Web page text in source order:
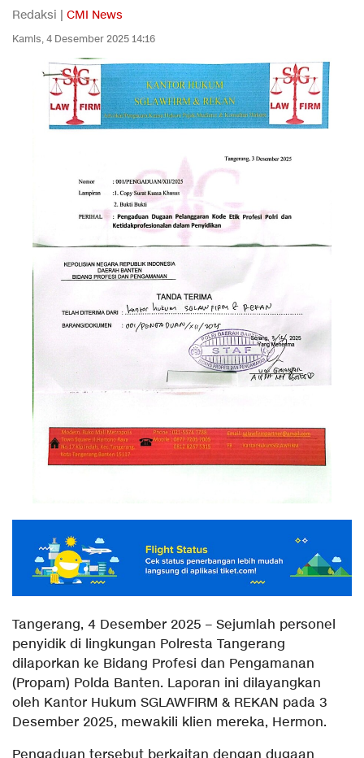
Redaksi | CMI News
Kamis, 4 Desember 2025 14:16
Tangerang, 4 Desember 2025 – Sejumlah personel
penyidik di lingkungan Polresta Tangerang
dilaporkan ke Bidang Profesi dan Pengamanan
(Propam) Polda Banten. Laporan ini dilayangkan
oleh Kantor Hukum SGLAWFIRM & REKAN pada 3
Desember 2025, mewakili klien mereka, Hermon.